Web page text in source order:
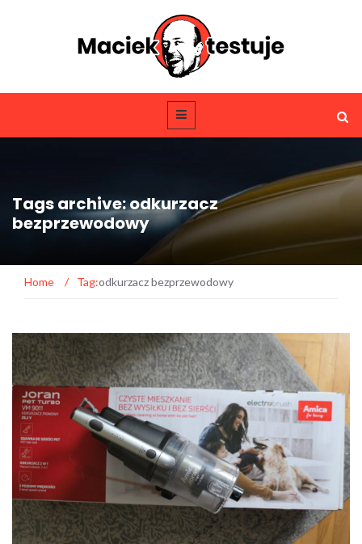
Tags archive: odkurzacz
bezprzewodowy
Home / Tag:odkurzacz bezprzewodowy